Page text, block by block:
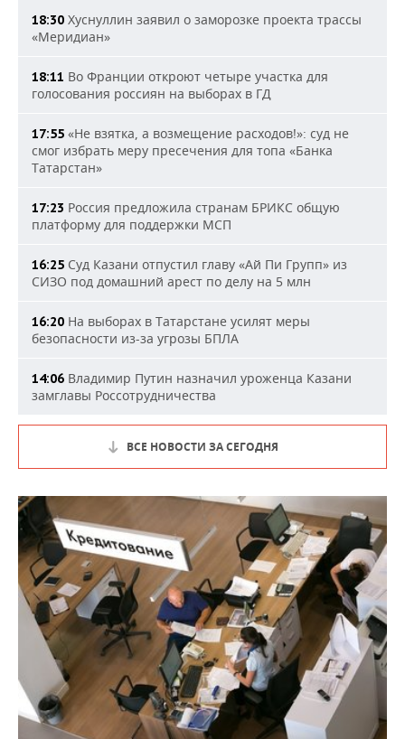
18:30 Хуснуллин заявил о заморозке проекта трассы
«Меридиан»
18:11 Во Франции откроют четыре участка для
голосования россиян на выборах в ГД
17:55 «Не взятка, а возмещение расходов!»: суд не
смог избрать меру пресечения для топа «Банка
Татарстан»
17:23 Россия предложила странам БРИКС общую
платформу для поддержки МСП
16:25 Суд Казани отпустил главу «Ай Пи Групп» из
СИЗО под домашний арест по делу на 5 млн
16:20 На выборах в Татарстане усилят меры
безопасности из-за угрозы БПЛА
14:06 Владимир Путин назначил уроженца Казани
замглавы Россотрудничества
ВСЕ НОВОСТИ ЗА СЕГОДНЯ